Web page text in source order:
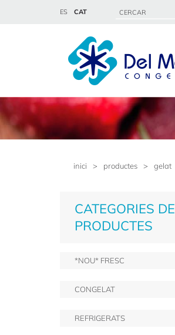
ES CAT
inici > productes > gelat
CATEGORIES DE
PRODUCTES
*NOU* FRESC
CONGELAT
REFRIGERATS